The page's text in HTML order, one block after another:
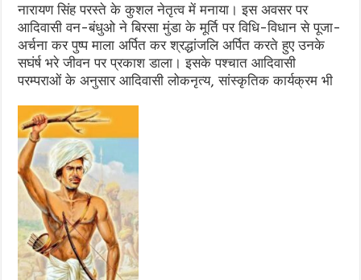
नारायण सिंह परस्ते के कुशल नेतृत्व में मनाया। इस अवसर पर
आदिवासी वन-बंधुओ ने बिरसा मुंडा के मूर्ति पर विधि-विधान से पूजा-
अर्चना कर पुष्प माला अर्पित कर श्रद्धांजलि अर्पित करते हुए उनके
सघंर्ष भरे जीवन पर प्रकाश डाला। इसके पश्चात आदिवासी
परम्पराओं के अनुसार आदिवासी लोकनृत्य, सांस्कृतिक कार्यक्रम भी